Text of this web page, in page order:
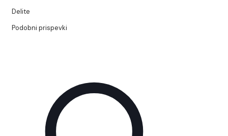
Delite
Podobni prispevki